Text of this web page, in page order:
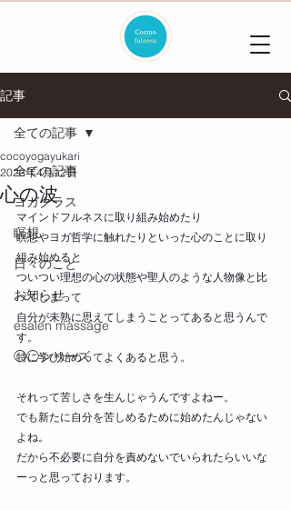
記事
全ての記事
ヨガクラス
瞑想
日々のこと
お知らせ
esalen massage
◯◯シリーズ
全ての記事
心の波
cocoyogayukari
2023年4月12日
マインドフルネスに取り組み始めたり
瞑想やヨガ哲学に触れたりといった心のことに取り
組み始めると
ついつい理想の心の状態や聖人のような人物像と比
べてしまって
自分が未熟に思えてしまうことってあると思うんで
す。
特に学び始めってよくあると思う。
それって苦しさを生んじゃうんですよねー。
でも新たに自分を苦しめるために始めたんじゃない
よね。
だから不必要に自分を責めないでいられたらいいな
ーっと思っております。